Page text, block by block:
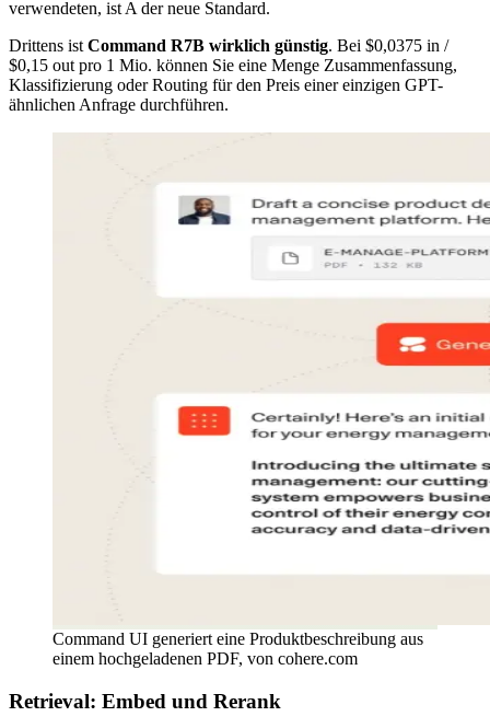
verwendeten, ist A der neue Standard.
Drittens ist Command R7B wirklich günstig. Bei $0,0375 in /
$0,15 out pro 1 Mio. können Sie eine Menge Zusammenfassung,
Klassifizierung oder Routing für den Preis einer einzigen GPT-
ähnlichen Anfrage durchführen.
Command UI generiert eine Produktbeschreibung aus
einem hochgeladenen PDF, von cohere.com
Retrieval: Embed und Rerank